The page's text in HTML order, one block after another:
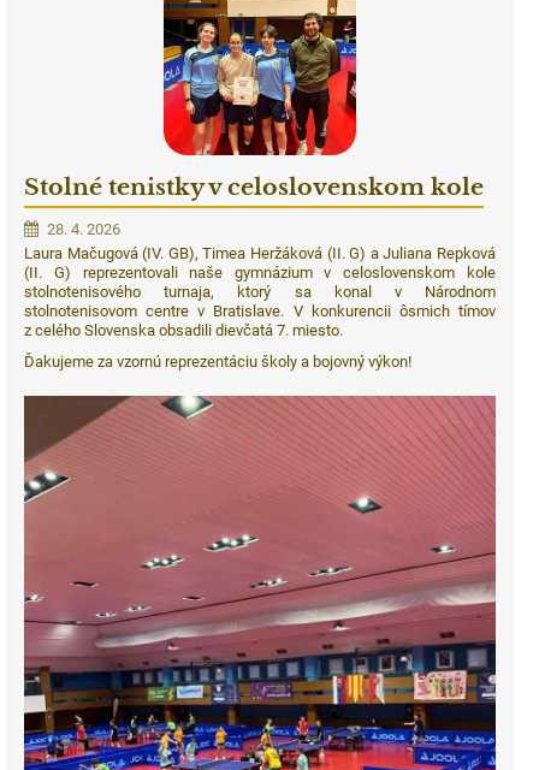
Stolné tenistky v celoslovenskom kole
28. 4. 2026
Laura Mačugová (IV. GB), Timea Heržáková (II. G) a Juliana Repková
(II. G) reprezentovali naše gymnázium v celoslovenskom kole
stolnotenisového turnaja, ktorý sa konal v Národnom
stolnotenisovom centre v Bratislave. V konkurencii ôsmich tímov
z celého Slovenska obsadili dievčatá 7. miesto.
Ďakujeme za vzornú reprezentáciu školy a bojovný výkon!